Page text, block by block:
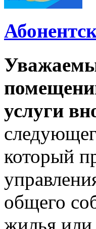
услуги
который
общего
жилья или